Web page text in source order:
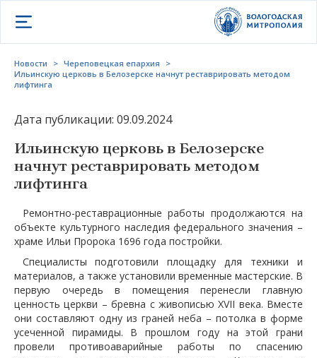
Открыть меню
Новости > Череповецкая епархия
>
Ильинскую церковь в Белозерске начнут реставрировать методом
лифтинга
Дата публикации: 09.09.2024
Ильинскую церковь в Белозерске
начнут реставрировать методом
лифтинга
Ремонтно-реставрационные работы продолжаются на
объекте культурного наследия федерального значения –
храме Ильи Пророка 1696 года постройки.
Специалисты подготовили площадку для техники и
материалов, а также установили временные мастерские. В
первую очередь в помещения перенесли главную
ценность церкви – бревна с живописью XVII века. Вместе
они составляют одну из граней неба – потолка в форме
усеченной пирамиды. В прошлом году на этой грани
провели противоаварийные работы по спасению